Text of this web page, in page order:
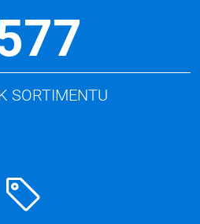
SORTIMENTU